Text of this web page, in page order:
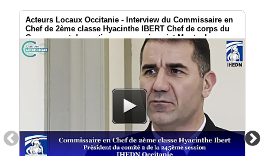
Vidéos
Médias
annuaire
pro
Acteurs Locaux Occitanie - Interview du Commissaire en
Chef de 2ème classe Hyacinthe IBERT Chef de corps du
Groupement de soutien au commissariat Montauban